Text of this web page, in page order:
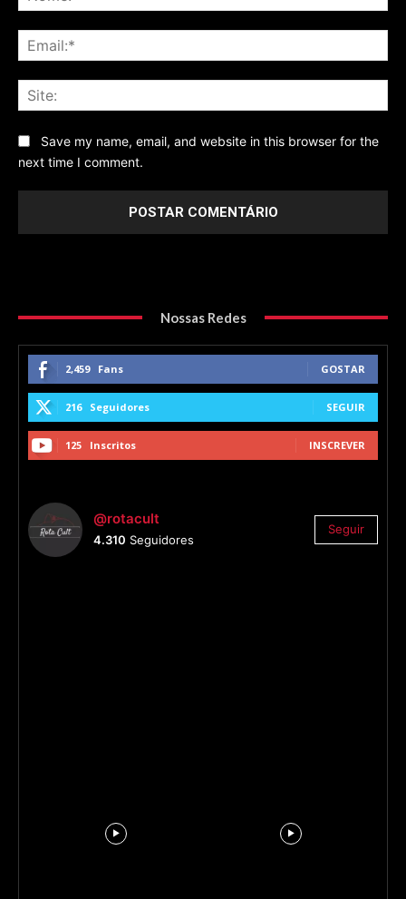
Save my name, email, and website in this browser for the
next time I comment.
Nossas Redes
2,459 Fans GOSTAR
216 Seguidores SEGUIR
125 Inscritos INSCREVER
@rotacult
4.310 Seguidores
Seguir